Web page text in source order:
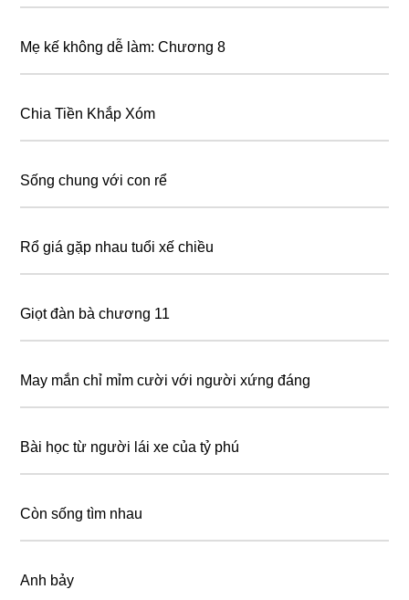
Mẹ kế không dễ làm: Chương 8
Chia Tiền Khắp Xóm
Sống chung với con rể
Rổ giá gặp nhau tuổi xế chiều
Giọt đàn bà chương 11
May mắn chỉ mỉm cười với người xứng đáng
Bài học từ người lái xe của tỷ phú
Còn sống tìm nhau
Anh bảy